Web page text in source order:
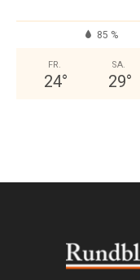
85 %
FR.
24°
SA.
29°